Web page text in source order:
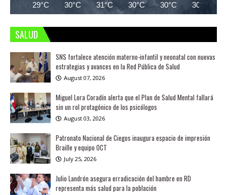
29°C 30°C 31°C 30°C 30°C 30°C
SALUD
SNS fortalece atención materno-infantil y neonatal con nuevas
estrategias y avances en la Red Pública de Salud
August 07, 2026
Miguel Lora Coradín alerta que el Plan de Salud Mental fallará
sin un rol protagónico de los psicólogos
August 03, 2026
Patronato Nacional de Ciegos inaugura espacio de impresión
Braille y equipo OCT
July 25, 2026
Julio Landrón asegura erradicación del hambre en RD
representa más salud para la población